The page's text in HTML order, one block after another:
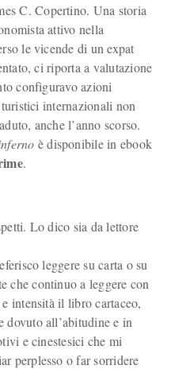
C. Copertino. Una storia
attivo nella
le vicende di un expat
ci riporta a valutazione
configuravo azioni
internazionali non
anche l’anno scorso.
è disponibile in ebook
.
Lo dico sia da lettore
leggere su carta o su
che continuo a leggere con
intensità il libro cartaceo,
dovuto all’abitudine e in
e cinestesici che mi
perplesso o far sorridere